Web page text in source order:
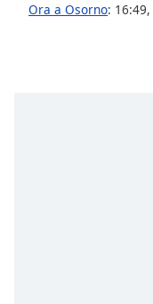
Ora a Osorno: 16:49,